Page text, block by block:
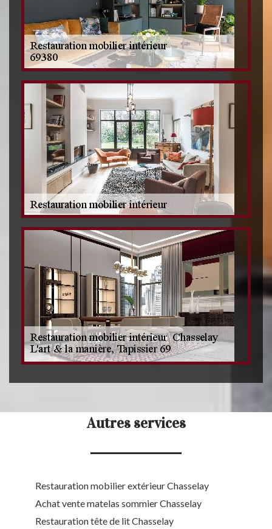
Autres services
Restauration mobilier extérieur Chasselay
Achat vente matelas sommier Chasselay
Restauration tête de lit Chasselay